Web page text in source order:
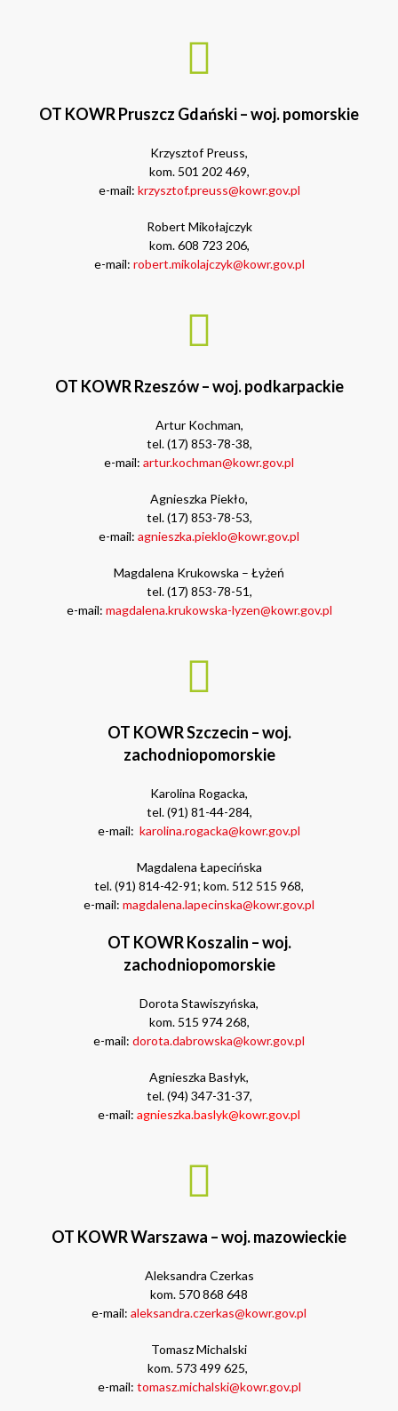
OT KOWR Pruszcz Gdański – woj. pomorskie
Krzysztof Preuss,
kom. 501 202 469,
e-mail: krzysztof.preuss@kowr.gov.pl
Robert Mikołajczyk
kom. 608 723 206,
e-mail: robert.mikolajczyk@kowr.gov.pl
OT KOWR Rzeszów – woj. podkarpackie
Artur Kochman,
tel. (17) 853-78-38,
e-mail: artur.kochman@kowr.gov.pl
Agnieszka Piekło,
tel. (17) 853-78-53,
e-mail: agnieszka.pieklo@kowr.gov.pl
Magdalena Krukowska – Łyżeń
tel. (17) 853-78-51,
e-mail: magdalena.krukowska-lyzen@kowr.gov.pl
OT KOWR Szczecin – woj.
zachodniopomorskie
Karolina Rogacka,
tel. (91) 81-44-284,
e-mail: karolina.rogacka@kowr.gov.pl
Magdalena Łapecińska
tel. (91) 814-42-91; kom. 512 515 968,
e-mail: magdalena.lapecinska@kowr.gov.pl
OT KOWR Koszalin – woj.
zachodniopomorskie
Dorota Stawiszyńska,
kom. 515 974 268,
e-mail: dorota.dabrowska@kowr.gov.pl
Agnieszka Basłyk,
tel. (94) 347-31-37,
e-mail: agnieszka.baslyk@kowr.gov.pl
OT KOWR Warszawa – woj. mazowieckie
Aleksandra Czerkas
kom. 570 868 648
e-mail: aleksandra.czerkas@kowr.gov.pl
Tomasz Michalski
kom. 573 499 625,
e-mail: tomasz.michalski@kowr.gov.pl